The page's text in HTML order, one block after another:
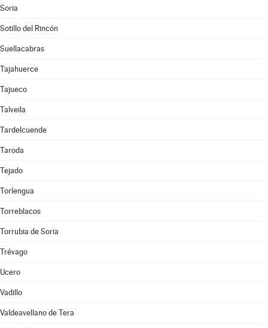
Soria
Sotillo del Rincón
Suellacabras
Tajahuerce
Tajueco
Talveila
Tardelcuende
Taroda
Tejado
Torlengua
Torreblacos
Torrubia de Soria
Trévago
Ucero
Vadillo
Valdeavellano de Tera